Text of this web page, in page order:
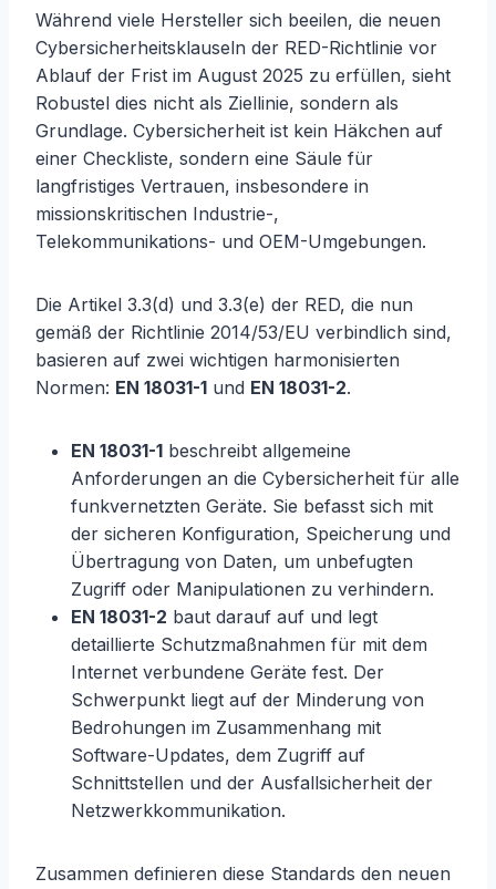
Während viele Hersteller sich beeilen, die neuen
Cybersicherheitsklauseln der RED-Richtlinie vor
Ablauf der Frist im August 2025 zu erfüllen, sieht
Robustel dies nicht als Ziellinie, sondern als
Grundlage. Cybersicherheit ist kein Häkchen auf
einer Checkliste, sondern eine Säule für
langfristiges Vertrauen, insbesondere in
missionskritischen Industrie-,
Telekommunikations- und OEM-Umgebungen.
Die Artikel 3.3(d) und 3.3(e) der RED, die nun
gemäß der Richtlinie 2014/53/EU verbindlich sind,
basieren auf zwei wichtigen harmonisierten
Normen: EN 18031-1 und EN 18031-2.
EN 18031-1 beschreibt allgemeine
Anforderungen an die Cybersicherheit für alle
funkvernetzten Geräte. Sie befasst sich mit
der sicheren Konfiguration, Speicherung und
Übertragung von Daten, um unbefugten
Zugriff oder Manipulationen zu verhindern.
EN 18031-2 baut darauf auf und legt
detaillierte Schutzmaßnahmen für mit dem
Internet verbundene Geräte fest. Der
Schwerpunkt liegt auf der Minderung von
Bedrohungen im Zusammenhang mit
Software-Updates, dem Zugriff auf
Schnittstellen und der Ausfallsicherheit der
Netzwerkkommunikation.
Zusammen definieren diese Standards den neuen